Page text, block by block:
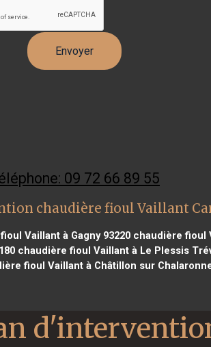
09 72 66 89 55
chaudière fioul Vaillant
Vaillant à Gagny 93220chaudière fioul
chaudière fioul Vaillant à Le Plessis
fioul Vaillant à Châtillon sur